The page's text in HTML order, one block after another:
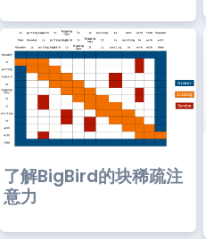
了解BigBird的块稀疏注
意力